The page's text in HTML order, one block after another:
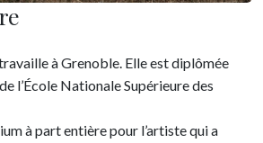
à Grenoble. Elle est diplômée
l’École Nationale Supérieure des
à part entière pour l’artiste qui a